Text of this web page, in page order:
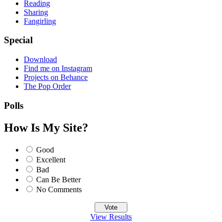
Reading
Sharing
Fangirling
Special
Download
Find me on Instagram
Projects on Behance
The Pop Order
Polls
How Is My Site?
Good
Excellent
Bad
Can Be Better
No Comments
View Results